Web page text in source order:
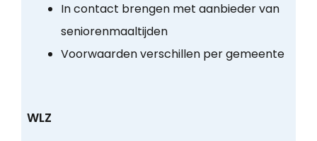
In contact brengen met aanbieder van
seniorenmaaltijden
Voorwaarden verschillen per gemeente
WLZ